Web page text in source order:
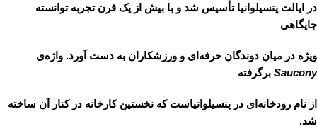
در ایالت پنسیلوانیا تأسیس شد و با بیش از یک قرن تجربه توانسته
جایگاهی
ویژه در میان دوندگان حرفه‌ای و ورزشکاران به دست آورد. واژه‌ی
Saucony برگرفته
از نام رودخانه‌ای در پنسیلوانیاست که نخستین کارخانه در کنار آن ساخته
شد.